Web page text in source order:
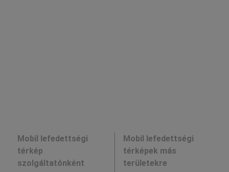
Mobil lefedettségi
térkép
szolgáltatónként
Mobil lefedettségi
térképek más
területekre